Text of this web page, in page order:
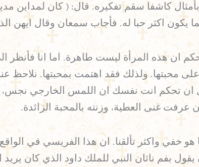
كاشفا سقم تفكيره. قال: ( كان لمداين
اكثر حبا له. فأجاب سمعان وقال ايهن الذي
ان هذه المرأة ليست طاهرة. اما انا
ولذلك فقد اهتمت بمحبتها. نلاحظ
قبل ان تحكم انت نفسك ان اللمس الخارجي
عرفت غنى العطية، وزنته بالمحبة الزائدة.
خفي واكثر تألقنا. ان هذا الفريسي في
بفم ناثان النبي للملك داود الذي كان